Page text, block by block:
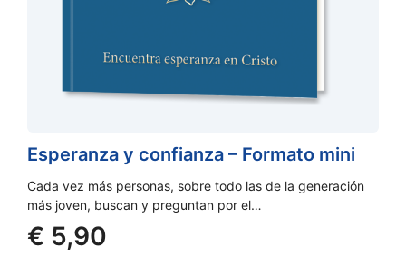
Esperanza y confianza – Formato mini
Cada vez más personas, sobre todo las de la generación
más joven, buscan y preguntan por el…
€ 5,90